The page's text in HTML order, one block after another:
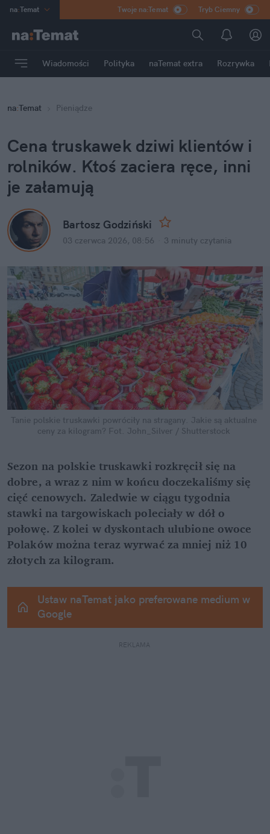
na:Temat
Poland
mama
Rozrywka
Twoje na:Temat Tryb Ciemny
Wiadomości Polityka naTemat extra Rozrywka
na:Temat Pieniądze
Cena truskawek dziwi klientów i
rolników. Ktoś zaciera ręce, inni
je załamują
Bartosz Godziński
03 czerwca 2026, 08:56 3 minuty czytania
Tanie polskie truskawki powróciły na stragany. Jakie są aktualne
ceny za kilogram? Fot. John_Silver / Shutterstock
Sezon na polskie truskawki rozkręcił się na
dobre, a wraz z nim w końcu doczekaliśmy się
cięć cenowych. Zaledwie w ciągu tygodnia
stawki na targowiskach poleciały w dół o
połowę. Z kolei w dyskontach ulubione owoce
Polaków można teraz wyrwać za mniej niż 10
złotych za kilogram.
Ustaw naTemat jako preferowane medium w
Google
REKLAMA